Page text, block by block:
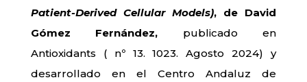
Patient-Derived Cellular Models), de David
Gómez Fernández, publicado en
Antioxidants ( nº 13. 1023. Agosto 2024) y
desarrollado en el Centro Andaluz de